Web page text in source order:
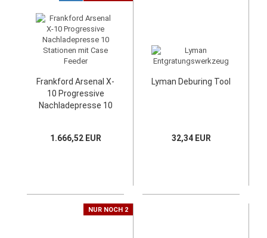
Frankford Arsenal X-
10 Progressive
Nachladepresse 10
1.666,52 EUR
Lyman Deburing Tool
32,34 EUR
NUR NOCH 2